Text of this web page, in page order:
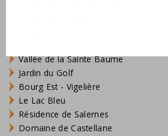
Vallée de la Sainte Baume
Jardin du Golf
Bourg Est - Vigelière
Le Lac Bleu
Résidence de Salernes
Domaine de Castellane